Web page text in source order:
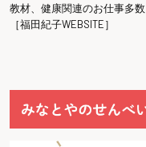
教材、健康関連のお仕事多数
［福田紀子WEBSITE］